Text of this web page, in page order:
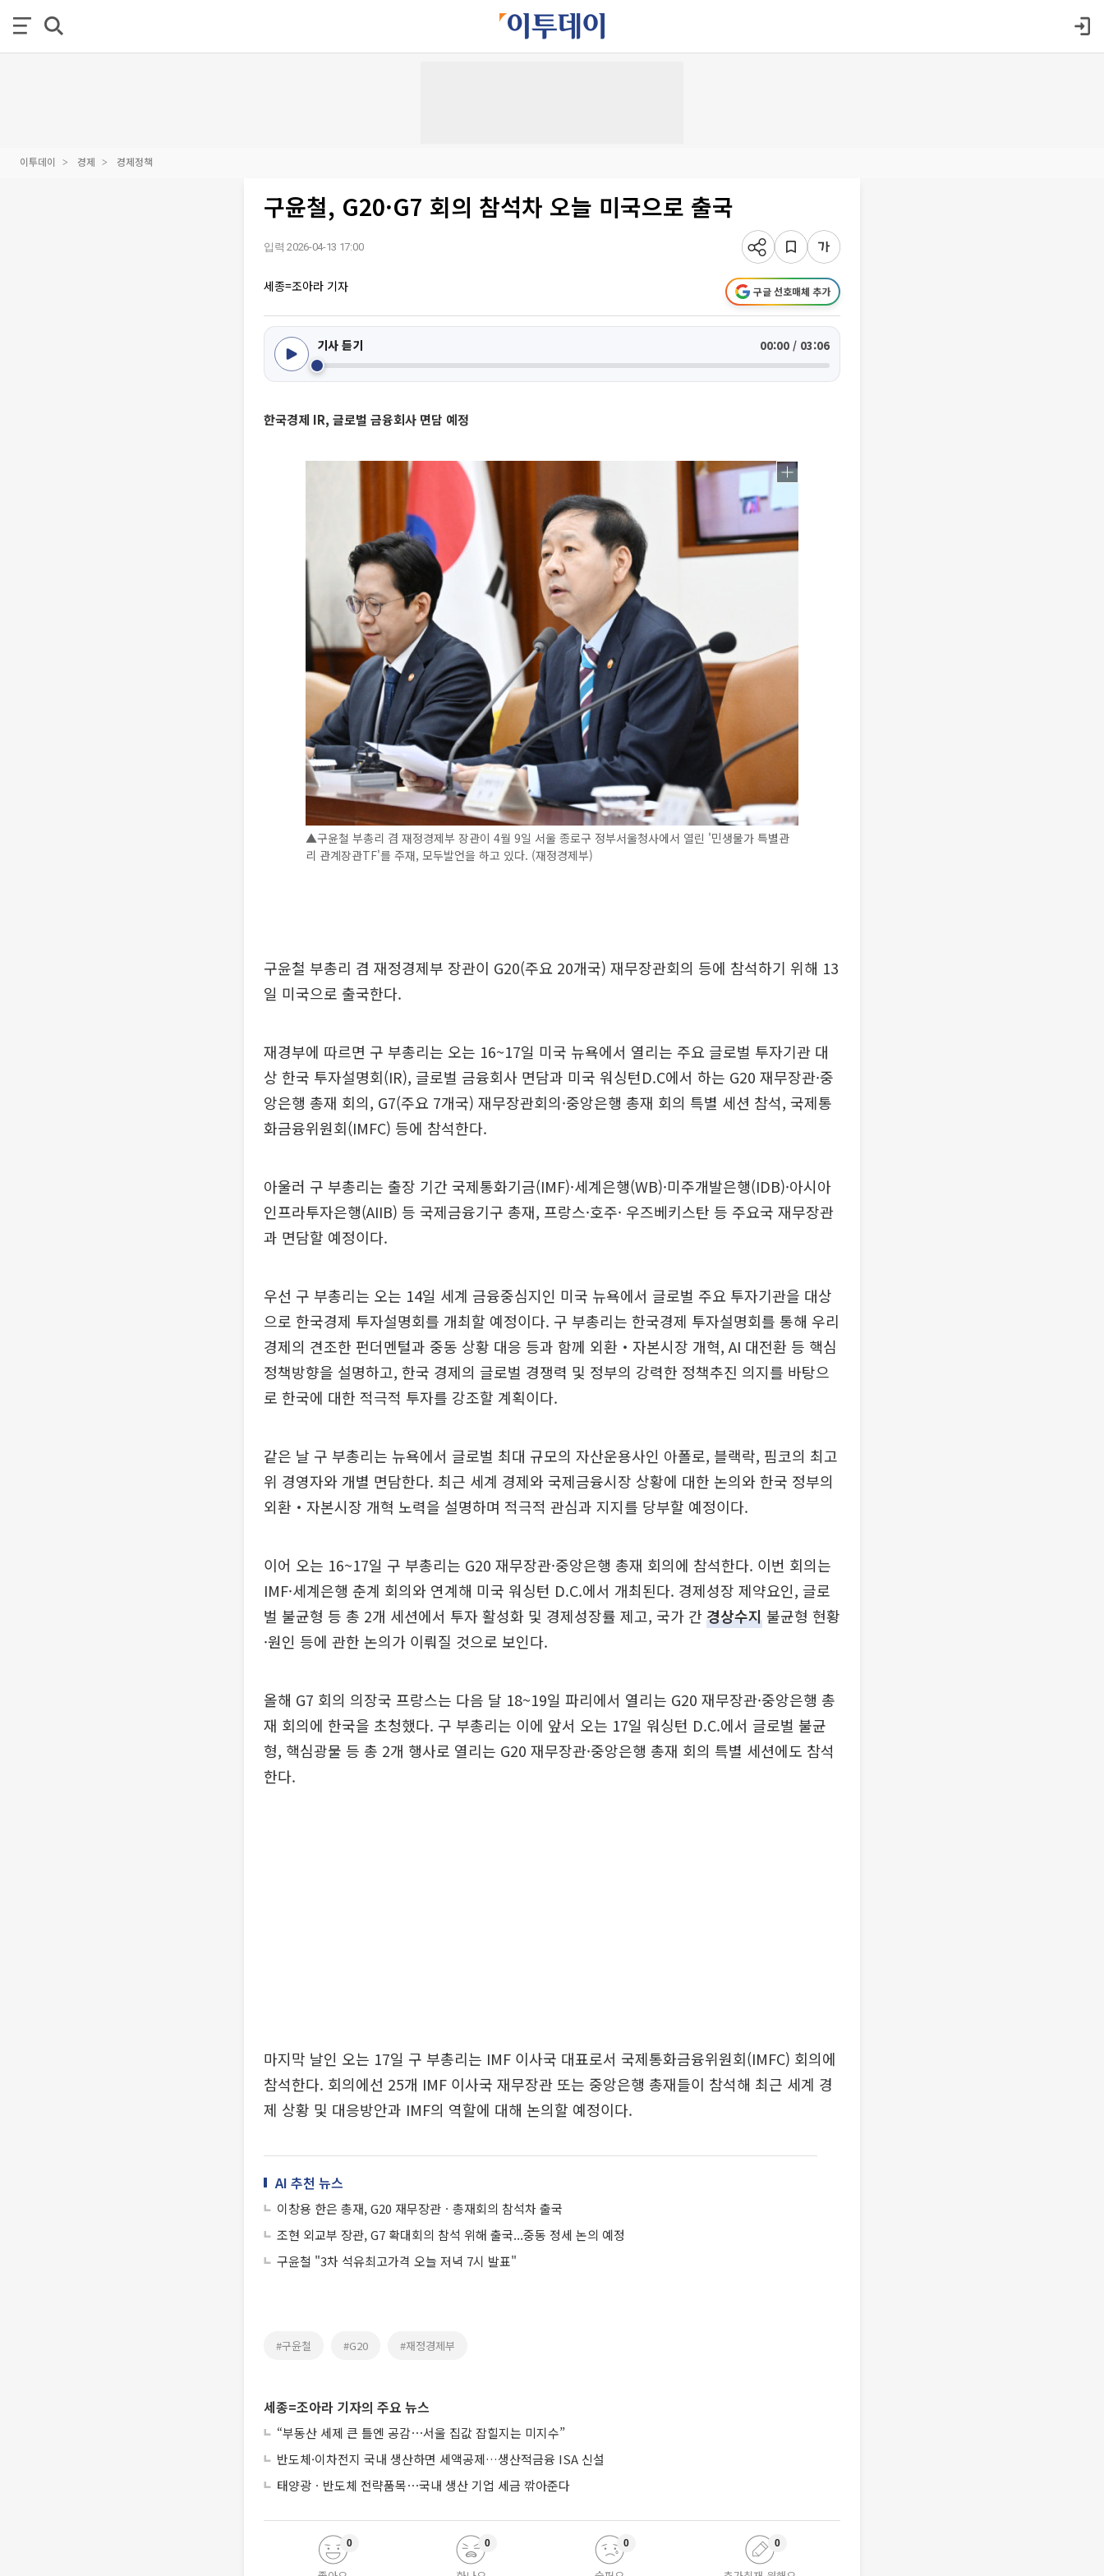
이투데이 경제 경제정책
구윤철, G20·G7 회의 참석차 오늘 미국으로 출국
입력 2026-04-13 17:00
세종=조아라 기자 구글 선호매체 추가
기사 듣기 00:00 / 03:06
한국경제 IR, 글로벌 금융회사 면담 예정
▲구윤철 부총리 겸 재정경제부 장관이 4월 9일 서울 종로구 정부서울청사에서 열린 '민생물가 특별관
리 관계장관TF'를 주재, 모두발언을 하고 있다. (재정경제부)
구윤철 부총리 겸 재정경제부 장관이 G20(주요 20개국) 재무장관회의 등에 참석하기 위해 13
일 미국으로 출국한다.
재경부에 따르면 구 부총리는 오는 16~17일 미국 뉴욕에서 열리는 주요 글로벌 투자기관 대
상 한국 투자설명회(IR), 글로벌 금융회사 면담과 미국 워싱턴D.C에서 하는 G20 재무장관·중
앙은행 총재 회의, G7(주요 7개국) 재무장관회의·중앙은행 총재 회의 특별 세션 참석, 국제통
화금융위원회(IMFC) 등에 참석한다.
아울러 구 부총리는 출장 기간 국제통화기금(IMF)·세계은행(WB)·미주개발은행(IDB)·아시아
인프라투자은행(AIIB) 등 국제금융기구 총재, 프랑스·호주· 우즈베키스탄 등 주요국 재무장관
과 면담할 예정이다.
우선 구 부총리는 오는 14일 세계 금융중심지인 미국 뉴욕에서 글로벌 주요 투자기관을 대상
으로 한국경제 투자설명회를 개최할 예정이다. 구 부총리는 한국경제 투자설명회를 통해 우리
경제의 견조한 펀더멘털과 중동 상황 대응 등과 함께 외환‧자본시장 개혁, AI 대전환 등 핵심
정책방향을 설명하고, 한국 경제의 글로벌 경쟁력 및 정부의 강력한 정책추진 의지를 바탕으
로 한국에 대한 적극적 투자를 강조할 계획이다.
같은 날 구 부총리는 뉴욕에서 글로벌 최대 규모의 자산운용사인 아폴로, 블랙락, 핌코의 최고
위 경영자와 개별 면담한다. 최근 세계 경제와 국제금융시장 상황에 대한 논의와 한국 정부의
외환‧자본시장 개혁 노력을 설명하며 적극적 관심과 지지를 당부할 예정이다.
이어 오는 16~17일 구 부총리는 G20 재무장관·중앙은행 총재 회의에 참석한다. 이번 회의는
IMF·세계은행 춘계 회의와 연계해 미국 워싱턴 D.C.에서 개최된다. 경제성장 제약요인, 글로
벌 불균형 등 총 2개 세션에서 투자 활성화 및 경제성장률 제고, 국가 간경상수지 불균형 현황
·원인 등에 관한 논의가 이뤄질 것으로 보인다.
올해 G7 회의 의장국 프랑스는 다음 달 18~19일 파리에서 열리는 G20 재무장관·중앙은행 총
재 회의에 한국을 초청했다. 구 부총리는 이에 앞서 오는 17일 워싱턴 D.C.에서 글로벌 불균
형, 핵심광물 등 총 2개 행사로 열리는 G20 재무장관·중앙은행 총재 회의 특별 세션에도 참석
한다.
마지막 날인 오는 17일 구 부총리는 IMF 이사국 대표로서 국제통화금융위원회(IMFC) 회의에
참석한다. 회의에선 25개 IMF 이사국 재무장관 또는 중앙은행 총재들이 참석해 최근 세계 경
제 상황 및 대응방안과 IMF의 역할에 대해 논의할 예정이다.
AI 추천 뉴스
이창용 한은 총재, G20 재무장관ㆍ총재회의 참석차 출국
조현 외교부 장관, G7 확대회의 참석 위해 출국...중동 정세 논의 예정
구윤철 "3차 석유최고가격 오늘 저녁 7시 발표"
#구윤철 #G20 #재정경제부
세종=조아라 기자의 주요 뉴스
“부동산 세제 큰 틀엔 공감⋯서울 집값 잡힐지는 미지수”
반도체·이차전지 국내 생산하면 세액공제…생산적금융 ISA 신설
태양광ㆍ반도체 전략품목⋯국내 생산 기업 세금 깎아준다
0 0 0 0